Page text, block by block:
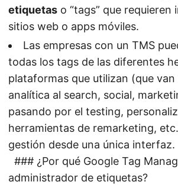
etiquetas o “tags” que requieren
sitios web o apps móviles.
Las empresas con un TMS
todas los tags de las diferentes
plataformas que utilizan (que van
analítica al search, social,
pasando por el testing,
herramientas de remarketing,
gestión desde una única interfaz.
### ¿Por qué Google Tag
administrador de etiquetas?